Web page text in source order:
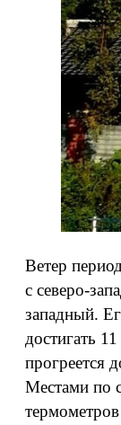
Ветер
с северо-
западный.
достигать
прогреется
Местами по